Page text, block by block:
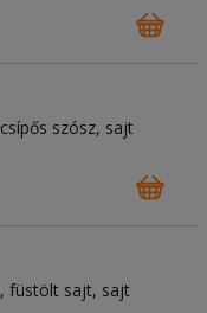
csípős szósz sajt
füstölt sajt sajt